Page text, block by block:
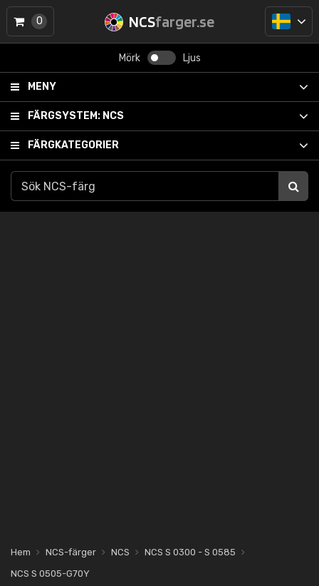
NCSfarger.se
Mörk Ljus
MENY
FÄRGSYSTEM: NCS
FÄRGKATEGORIER
0
Hem NCS-färger NCS
NCS S 0300 - S 0585
NCS S 0505-G70Y